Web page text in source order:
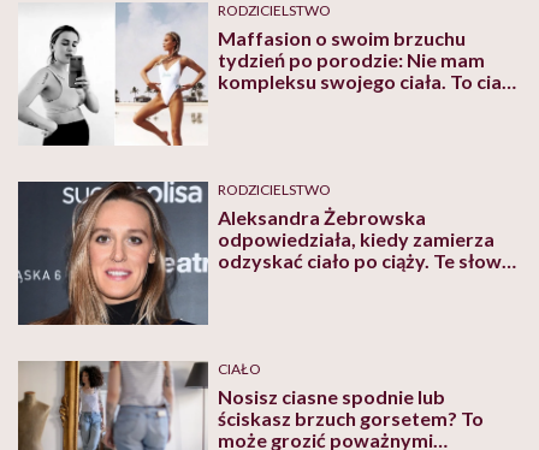
RODZICIELSTWO
Maffasion o swoim brzuchu
tydzień po porodzie: Nie mam
kompleksu swojego ciała. To ciało
RODZICIELSTWO
Aleksandra Żebrowska
odpowiedziała, kiedy zamierza
odzyskać ciało po ciąży. Te słowa
CIAŁO
Nosisz ciasne spodnie lub
ściskasz brzuch gorsetem? To
może grozić poważnymi